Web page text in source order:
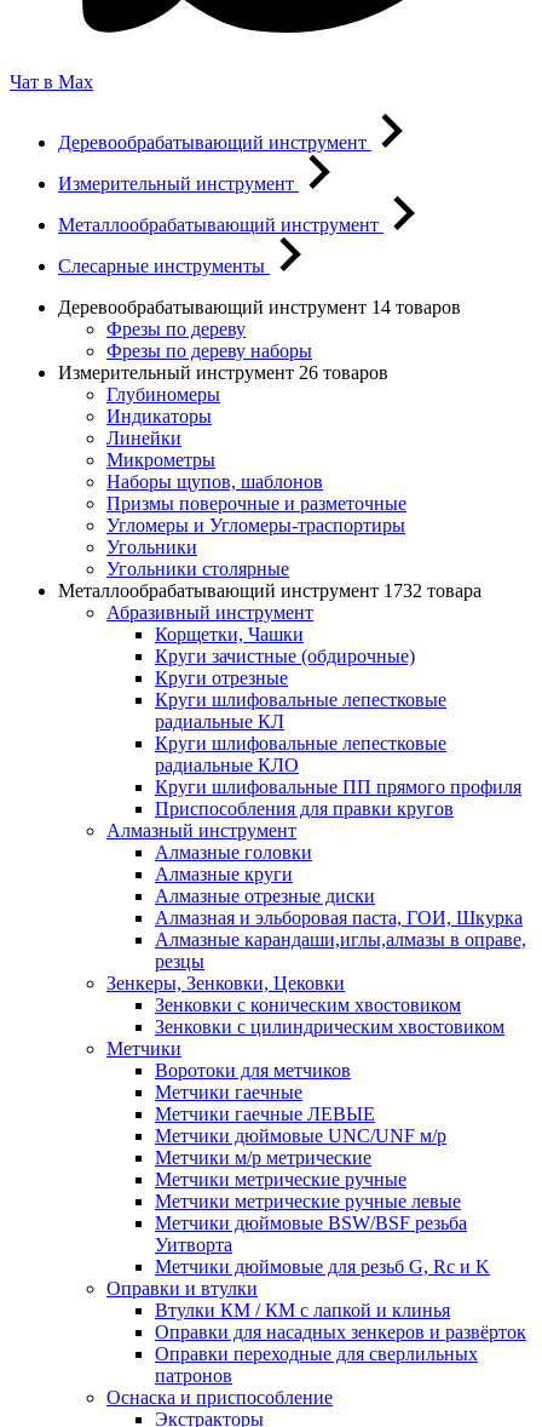
Чат в Max
Деревообрабатывающий инструмент
Измерительный инструмент
Металлообрабатывающий инструмент
Слесарные инструменты
Деревообрабатывающий инструмент 14 товаров
Фрезы по дереву
Фрезы по дереву наборы
Измерительный инструмент 26 товаров
Глубиномеры
Индикаторы
Линейки
Микрометры
Наборы щупов, шаблонов
Призмы поверочные и разметочные
Угломеры и Угломеры-траспортиры
Угольники
Угольники столярные
Металлообрабатывающий инструмент 1732 товара
Абразивный инструмент
Корщетки, Чашки
Круги зачистные (обдирочные)
Круги отрезные
Круги шлифовальные лепестковые
радиальные КЛ
Круги шлифовальные лепестковые
радиальные КЛО
Круги шлифовальные ПП прямого профиля
Приспособления для правки кругов
Алмазный инструмент
Алмазные головки
Алмазные круги
Алмазные отрезные диски
Алмазная и эльборовая паста, ГОИ, Шкурка
Алмазные карандаши,иглы,алмазы в оправе,
резцы
Зенкеры, Зенковки, Цековки
Зенковки с коническим хвостовиком
Зенковки с цилиндрическим хвостовиком
Метчики
Воротоки для метчиков
Метчики гаечные
Метчики гаечные ЛЕВЫЕ
Метчики дюймовые UNC/UNF м/р
Метчики м/р метрические
Метчики метрические ручные
Метчики метрические ручные левые
Метчики дюймовые BSW/BSF резьба
Уитворта
Метчики дюймовые для резьб G, Rc и K
Оправки и втулки
Втулки КМ / КМ с лапкой и клинья
Оправки для насадных зенкеров и развёрток
Оправки переходные для сверлильных
патронов
Оснаска и приспособление
Экстракторы